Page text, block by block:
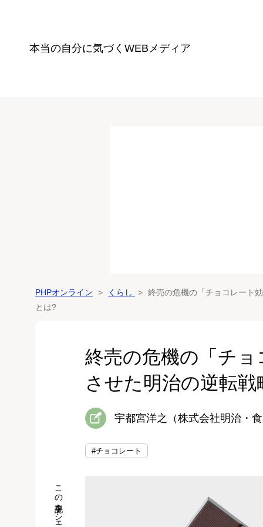
本当の自分に気づく WEBメディア
PHPオンライン くらし
終売の危機の「チョコレート
とは?
終売の危機の「チ
させた明治の逆転戦
宇都宮洋之（株式会社明治・
#チョコレート
この記事をシェア